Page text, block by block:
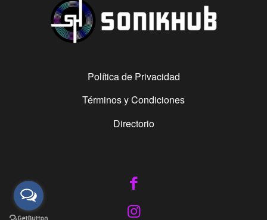
Política de Privacidad
Términos y Condiciones
Directorio